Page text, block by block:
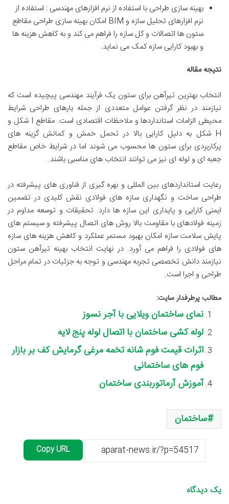
بهینه سازی طراحی با استفاده از نرم افزارهای مهندسی : استفاده از
نرم افزارهای تحلیل سازه و BIM امکان بهینه سازی طراحی مقاطع
ستون ها اتصالات و کل سازه را فراهم می کند و به کاهش هزینه ها
و بهبود کارایی سازه کمک می نماید.
نتیجه مقاله
انتخاب بهترین تیرآهن برای ستون یک فرآیند مهندسی پیچیده است که
نیازمند در نظر گرفتن عوامل متعددی از جمله بارهای طراحی شرایط
محیطی الزامات استانداردها و ملاحظات اقتصادی است. مقاطع I شکل و
H شکل به دلیل کارایی بالا در تحمل خمش و کمانش گزینه های
پرکاربردی برای ستون ها محسوب می شوند اما در شرایط خاص مقاطع
جعبه ای و لوله ای نیز می توانند انتخاب های مناسبی باشند.
رعایت استانداردهای بین المللی و بهره گیری از فناوری های پیشرفته در
طراحی ساخت و نگهداری سازه های فولادی نقش کلیدی در تضمین
ایمنی کارایی و پایداری این سازه ها دارد. تحقیقات و توسعه مداوم در
زمینه فولادهای با مقاومت بالا روش های اتصال پیشرفته و سیستم های
پایش سلامت سازه امکان بهبود مستمر عملکرد و کاهش هزینه های سازه
های فولادی را فراهم می آورد. در نهایت انتخاب بهینه تیرآهن ستون
نیازمند دانش تخصصی تجربه مهندسی و توجه به جزئیات در تمام مراحل
طراحی و اجرا است.
مطالب پرطرفدار سایت:
نمای ساختمان ویلایی با آجر نسوز
لوله کشی ساختمان با اتصال لوله پنج لایه
اثرات قیمت فوم شانه تخمه مرغی گرمایش کف بر بازار
فوم های ساختمانی
آموزش آرماتوربندی ساختمان
ساختمان
Copy URL
یک دیدگاه